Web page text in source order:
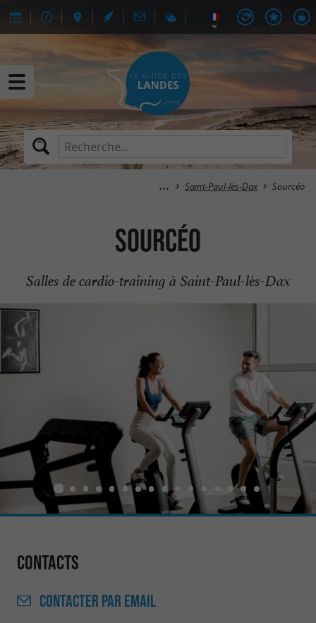
Saint-Paul-lès-Dax Sourcéo
Sourcéo
Salles de cardio-training à Saint-Paul-lès-Dax
Contacts
CONTACTER PAR EMAIL